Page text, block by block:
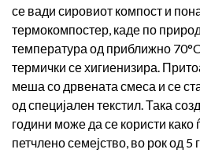
се вади сировиот компост и
термокомпостер, каде по
температура од приближно
термички се хигиенизира.
меша со дрвената смеса и се
од специјален текстил. Така
години може да се користи како
петчлено семејство, во рок од